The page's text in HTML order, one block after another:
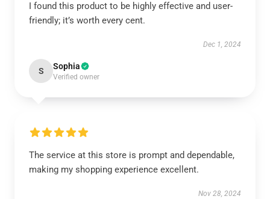
I found this product to be highly effective and user-
friendly; it’s worth every cent.
Dec 1, 2024
S Sophia
Verified owner
The service at this store is prompt and dependable,
making my shopping experience excellent.
Nov 28, 2024